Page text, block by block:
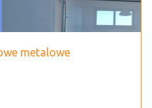
metalowe